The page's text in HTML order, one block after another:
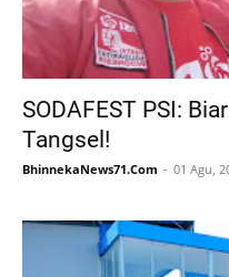
SODAFEST PSI:
Tangsel!
BhinnekaNews71.Com 01 Agu,